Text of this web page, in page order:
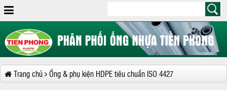
Trang chủ Ống & phụ kiện HDPE tiêu chuẩn ISO 4427